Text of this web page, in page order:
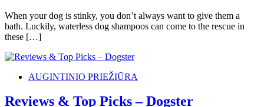
When your dog is stinky, you don’t always want to give them a
bath. Luckily, waterless dog shampoos can come to the rescue in
these […]
AUGINTINIO PRIEŽIŪRA
Reviews & Top Picks – Dogster